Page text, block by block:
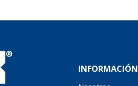
INFORMACIÓN